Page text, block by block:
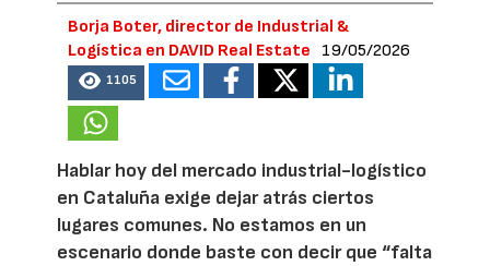
Borja Boter, director de Industrial &
Logística en DAVID Real Estate
19/05/2026
1105
Hablar hoy del mercado industrial-logístico
en Cataluña exige dejar atrás ciertos
lugares comunes. No estamos en un
escenario donde baste con decir que “falta